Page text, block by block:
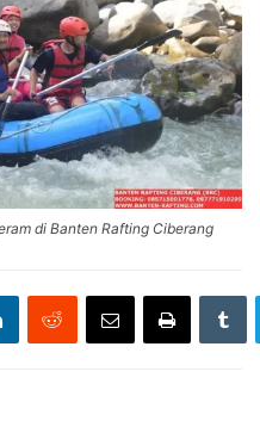
di Banten Rafting Ciberang